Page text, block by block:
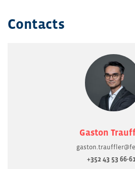
Contacts
Gaston
+352 43 53 66-